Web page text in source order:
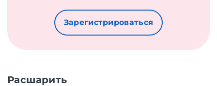
Зарегистрироваться
Расшарить